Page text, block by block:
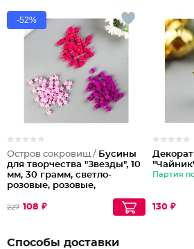
-52%
Остров сокровищ / Бусины
для творчества "Звезды", 10
мм, 30 грамм, светло-
розовые, розовые,
227 108 ₽
Партия
130 ₽
Способы доставки